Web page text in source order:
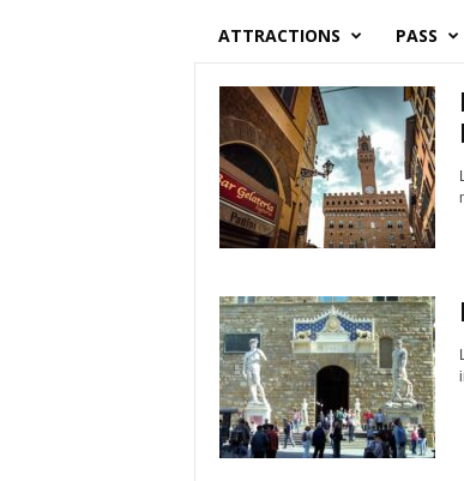
l
L
É
M
E
N
T
D
E
M
ATTRACTIONS PASS